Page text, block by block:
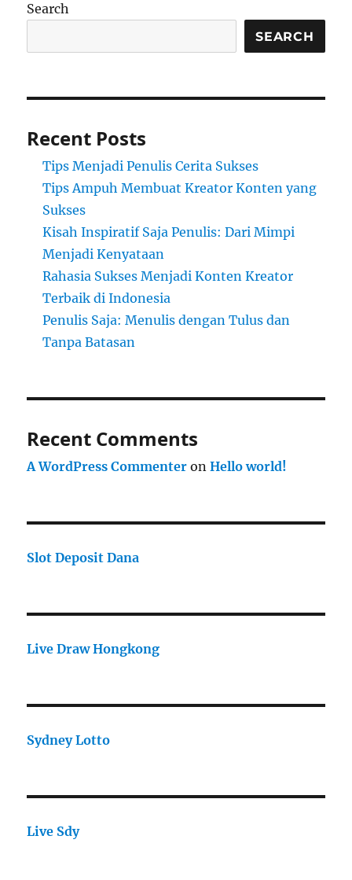
Search
SEARCH
Recent Posts
Tips Menjadi Penulis Cerita Sukses
Tips Ampuh Membuat Kreator Konten yang
Sukses
Kisah Inspiratif Saja Penulis: Dari Mimpi
Menjadi Kenyataan
Rahasia Sukses Menjadi Konten Kreator
Terbaik di Indonesia
Penulis Saja: Menulis dengan Tulus dan
Tanpa Batasan
Recent Comments
A WordPress Commenter onHello world!
Slot Deposit Dana
Live Draw Hongkong
Sydney Lotto
Live Sdy